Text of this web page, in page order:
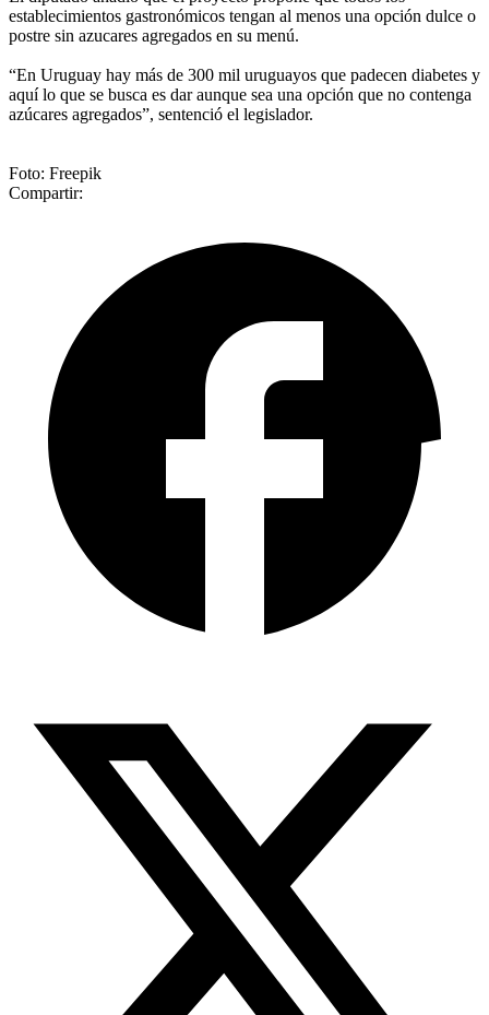
establecimientos gastronómicos tengan al menos una opción dulce o
postre sin azucares agregados en su menú.
“En Uruguay hay más de 300 mil uruguayos que padecen diabetes y
aquí lo que se busca es dar aunque sea una opción que no contenga
azúcares agregados”, sentenció el legislador.
Foto: Freepik
Compartir: